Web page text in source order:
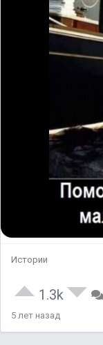
Истории
1.3k
5 лет назад